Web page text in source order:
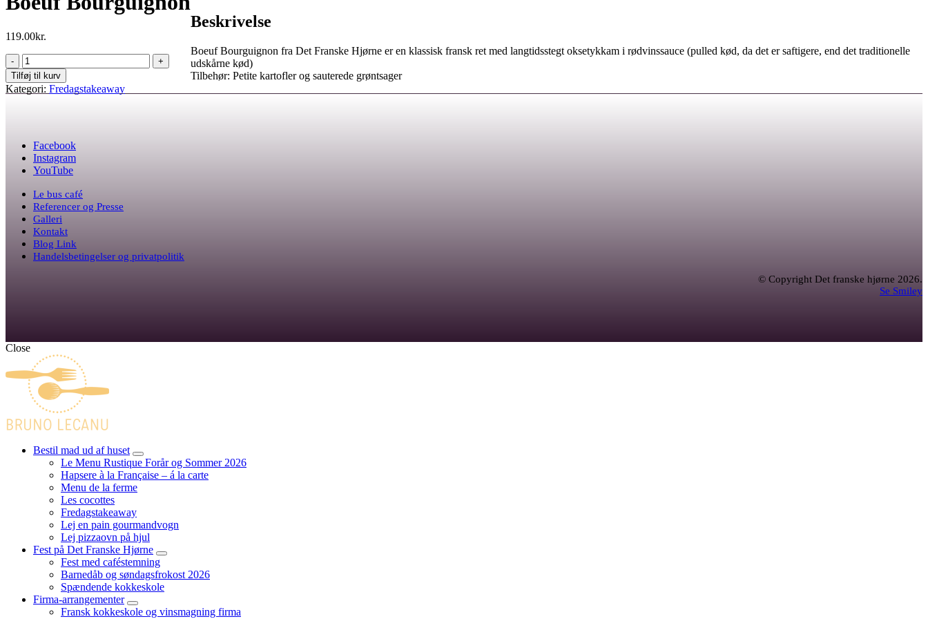
119.00kr.
Boeuf
Bourguignon
quantity
Tilføj til kurv
Kategori: Fredagstakeaway
Beskrivelse
Boeuf Bourguignon fra Det Franske Hjørne er en klassisk fransk ret med langtidsstegt oksetykkam i rødvinssauce (pulled kød, da det er saftigere, end det traditionelle
udskårne kød)
Tilbehør: Petite kartofler og sauterede grøntsager
Facebook
Instagram
YouTube
Le bus café
Referencer og Presse
Galleri
Kontakt
Blog Link
Handelsbetingelser og privatpolitik
© Copyright Det franske hjørne 2026.
Se Smiley
Close
Bestil mad ud af huset
expand
child
menu
Le Menu Rustique Forår og Sommer 2026
Hapsere à la Française – á la carte
Menu de la ferme
Les cocottes
Fredagstakeaway
Lej en pain gourmandvogn
Lej pizzaovn på hjul
Fest på Det Franske Hjørne
expand
menu
Fest med caféstemning
Barnedåb og søndagsfrokost 2026
Spændende kokkeskole
Firma-arrangementer
expand
Fransk kokkeskole og vinsmagning firma